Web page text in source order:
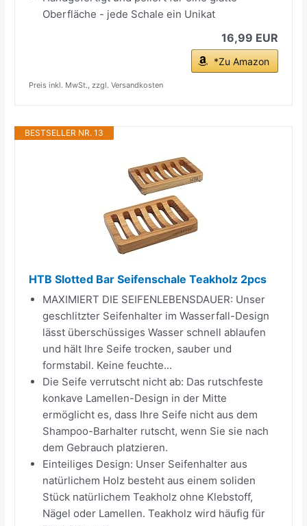
Oberfläche - jede Schale ein Unikat
16,99 EUR
*Zu Amazon
Preis inkl. MwSt., zzgl. Versandkosten
BESTSELLER NR. 13
HTB Slotted Bar Seifenschale Teakholz 2pcs
MAXIMIERT DIE SEIFENLEBENSDAUER: Unser
geschlitzter Seifenhalter im Wasserfall-Design
lässt überschüssiges Wasser schnell ablaufen
und hält Ihre Seife trocken, sauber und
formstabil. Keine feuchte...
Die Seife verrutscht nicht ab: Das rutschfeste
konkave Lamellen-Design in der Mitte
ermöglicht es, dass Ihre Seife nicht aus dem
Shampoo-Barhalter rutscht, wenn Sie sie nach
dem Gebrauch platzieren.
Einteiliges Design: Unser Seifenhalter aus
natürlichem Holz besteht aus einem soliden
Stück natürlichem Teakholz ohne Klebstoff,
Nägel oder Lamellen. Teakholz wird häufig für